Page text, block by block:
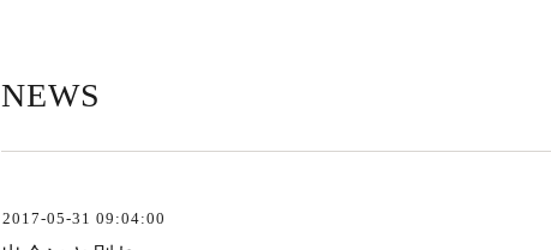
NEWS
2017-05-31 09:04:00